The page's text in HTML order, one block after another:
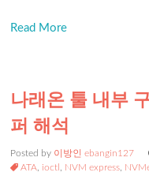
Read More
나래온 툴 내부
퍼 해석
Posted by 이방인 ebangin127
ATA
ioctl NVM express